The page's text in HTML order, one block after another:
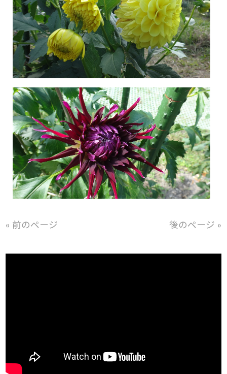
« 前のページ 後のページ »